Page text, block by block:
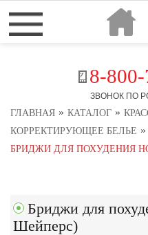
8-
ЗВОНОК ПО
ГЛАВНАЯ » КАТАЛОГ »
КОРРЕКТИРУЮЩЕЕ БЕЛЬЕ »
БРИДЖИ ДЛЯ ПОХУДЕНИЯ
Бриджи для
Шейперс)